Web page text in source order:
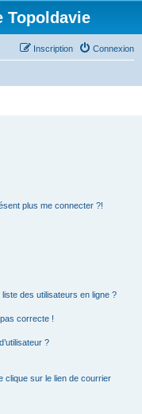
Topoldavie
Connexion
Inscription
plus me connecter ?!
des utilisateurs en ligne ?
pas correcte !
?
clique sur le lien de courrier